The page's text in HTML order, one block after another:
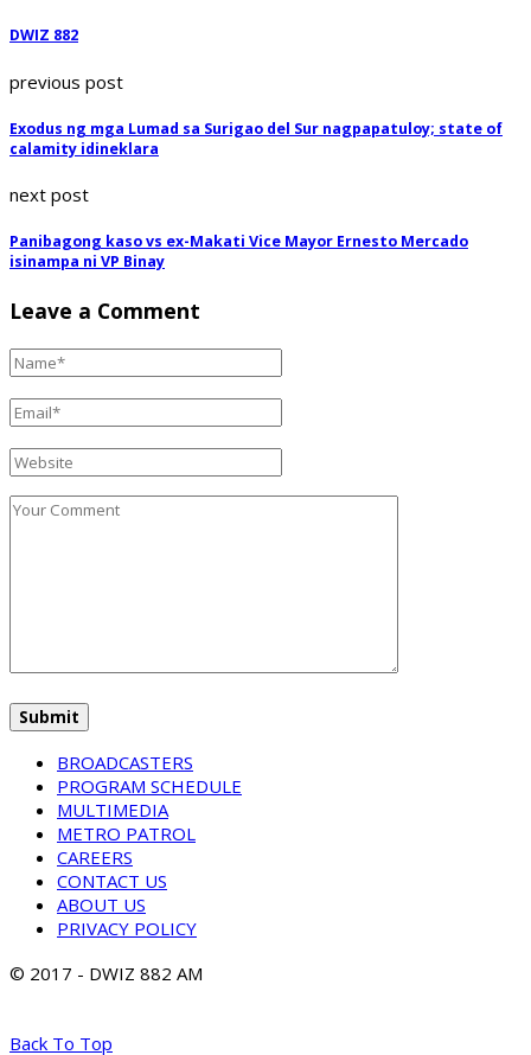
DWIZ 882
previous post
Exodus ng mga Lumad sa Surigao del Sur nagpapatuloy; state of
calamity idineklara
next post
Panibagong kaso vs ex-Makati Vice Mayor Ernesto Mercado
isinampa ni VP Binay
Leave a Comment
BROADCASTERS
PROGRAM SCHEDULE
MULTIMEDIA
METRO PATROL
CAREERS
CONTACT US
ABOUT US
PRIVACY POLICY
© 2017 - DWIZ 882 AM
Back To Top